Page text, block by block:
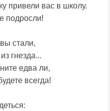
привели вас в школу.
подросли!
стали,
гнезда...
едва ли,
всегда!